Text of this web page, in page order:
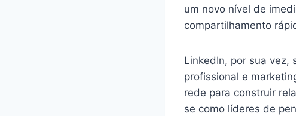
um novo nível de
compartilhamento
LinkedIn, por sua vez,
profissional e
rede para construir
se como líderes de